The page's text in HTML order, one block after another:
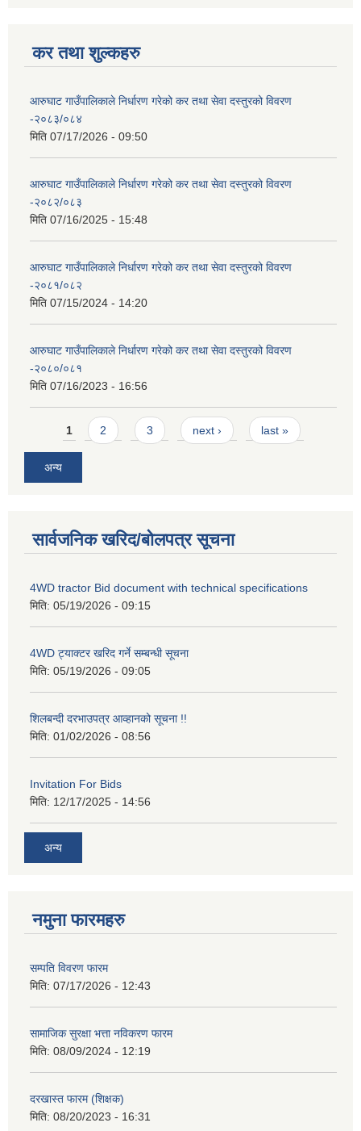
कर तथा शुल्कहरु
आरुघाट गाउँपालिकाले निर्धारण गरेको कर तथा सेवा दस्तुरको विवरण
-२०८३/०८४
मिति 07/17/2026 - 09:50
आरुघाट गाउँपालिकाले निर्धारण गरेको कर तथा सेवा दस्तुरको विवरण
-२०८२/०८३
मिति 07/16/2025 - 15:48
आरुघाट गाउँपालिकाले निर्धारण गरेको कर तथा सेवा दस्तुरको विवरण
-२०८१/०८२
मिति 07/15/2024 - 14:20
आरुघाट गाउँपालिकाले निर्धारण गरेको कर तथा सेवा दस्तुरको विवरण
-२०८०/०८१
मिति 07/16/2023 - 16:56
Pages
1 2 3 next › last »
अन्य
सार्वजनिक खरिद/बोलपत्र सूचना
4WD tractor Bid document with technical specifications
मिति: 05/19/2026 - 09:15
4WD ट्याक्टर खरिद गर्ने सम्बन्धी सूचना
मिति: 05/19/2026 - 09:05
शिलबन्दी दरभाउपत्र आव्हानको सूचना !!
मिति: 01/02/2026 - 08:56
Invitation For Bids
मिति: 12/17/2025 - 14:56
अन्य
नमुना फारमहरु
सम्पति विवरण फारम
मिति: 07/17/2026 - 12:43
सामाजिक सुरक्षा भत्ता नविकरण फारम
मिति: 08/09/2024 - 12:19
दरखास्त फारम (शिक्षक)
मिति: 08/20/2023 - 16:31